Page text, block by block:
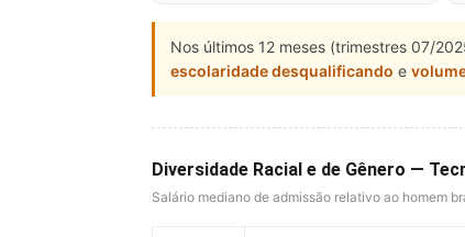
Nos últimos 12 meses (trimestres 07/
escolaridade desqualificando e
Diversidade Racial e de Gênero —
Salário mediano de admissão relativo ao homem